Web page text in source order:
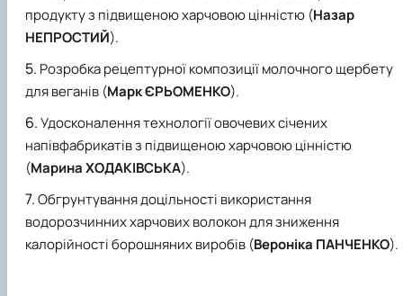
продукту з підвищеною харчовою цінністю (Назар
НЕПРОСТИЙ).
Розробка рецептурної композиції молочного щербету
для веганів (Марк ЄРЬОМЕНКО).
Удосконалення технології овочевих січених
напівфабрикатів з підвищеною харчовою цінністю
(Марина ХОДАКІВСЬКА).
Обгрунтування доцільності використання
водорозчинних харчових волокон для зниження
калорійності борошняних виробів (Вероніка ПАНЧЕНКО).